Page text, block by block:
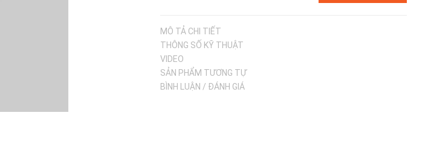
MÔ TẢ CHI TIẾT
THÔNG SỐ KỸ THUẬT
VIDEO
SẢN PHẨM TƯƠNG TỰ
BÌNH LUẬN / ĐÁNH GIÁ